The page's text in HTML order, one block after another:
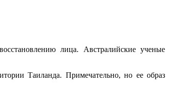
лица. Австралийские ученые
Таиланда. Примечательно, но ее образ